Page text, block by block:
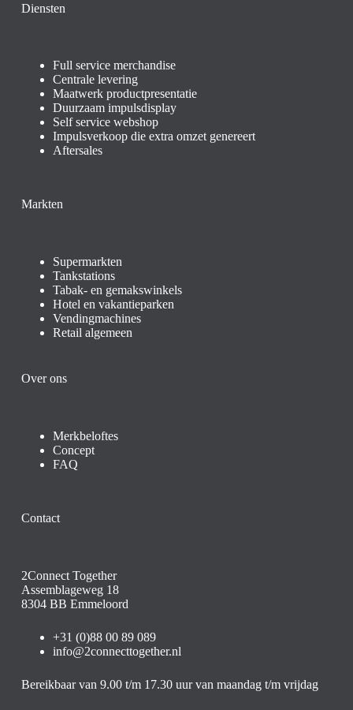
Diensten
Full service merchandise
Centrale levering
Maatwerk productpresentatie
Duurzaam impulsdisplay
Self service webshop
Impulsverkoop die extra omzet genereert
Aftersales
Markten
Supermarkten
Tankstations
Tabak- en gemakswinkels
Hotel en vakantieparken
Vendingmachines
Retail algemeen
Over ons
Merkbeloftes
Concept
FAQ
Contact
2Connect Together
Assemblageweg 18
8304 BB Emmeloord
+31 (0)88 00 89 089
info@2connecttogether.nl
Bereikbaar van 9.00 t/m 17.30 uur van maandag t/m vrijdag